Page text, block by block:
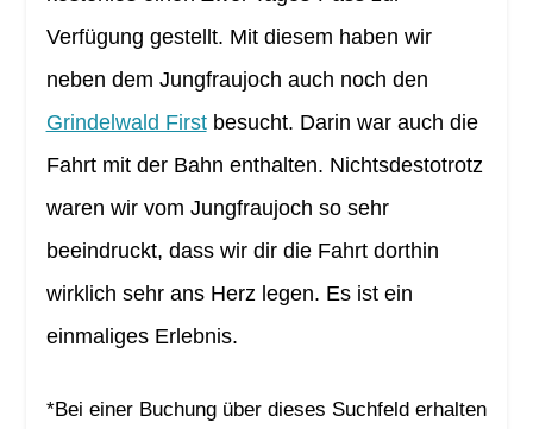
Verfügung gestellt. Mit diesem haben wir
neben dem Jungfraujoch auch noch den
Grindelwald Firstbesucht. Darin war auch die
Fahrt mit der Bahn enthalten. Nichtsdestotrotz
waren wir vom Jungfraujoch so sehr
beeindruckt, dass wir dir die Fahrt dorthin
wirklich sehr ans Herz legen. Es ist ein
einmaliges Erlebnis.
*Bei einer Buchung über dieses Suchfeld erhalten